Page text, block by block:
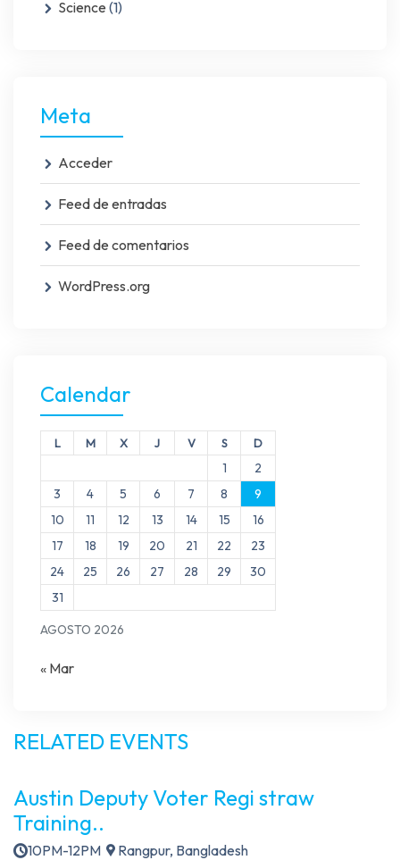
Science (1)
Meta
Acceder
Feed de entradas
Feed de comentarios
WordPress.org
Calendar
AGOSTO 2026
L M X J V S D
1
2
3
4 5 6 7 8
9
10
11 12 13 14 15
16
17
18 19 20 21 22
23
24
25 26 27 28 29
30
31
« Mar
RELATED EVENTS
Austin Deputy Voter Regi straw
Training..
10PM-12PM Rangpur, Bangladesh